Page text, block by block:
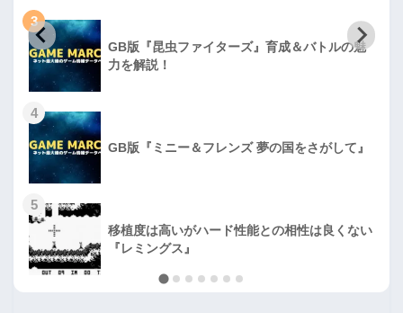
3
GB版『昆虫ファイターズ』育成＆バトルの魅
力を解説！
4
GB版『ミニー＆フレンズ 夢の国をさがして』
5
移植度は高いがハード性能との相性は良くない
『レミングス』